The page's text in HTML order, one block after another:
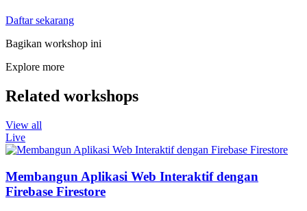
Daftar sekarang
Bagikan workshop ini
Explore more
Related workshops
View all
Live
Membangun Aplikasi Web Interaktif dengan
Firebase Firestore